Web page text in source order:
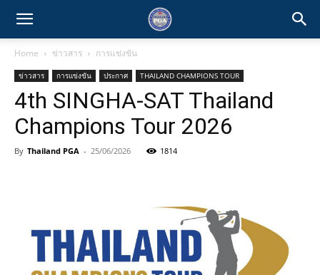
Home ข่าวสาร การแข่งขัน
ข่าวสาร การแข่งขัน ประกาศ THAILAND CHAMPIONS TOUR
4th SINGHA-SAT Thailand
Champions Tour 2026
By Thailand PGA - 25/06/2026 1814